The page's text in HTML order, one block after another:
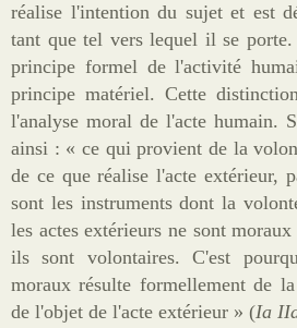
réalise l'intention du sujet et est
tant que tel vers lequel il se
principe formel de l'activité
principe matériel. Cette
l'analyse moral de l'acte humain.
ainsi : « ce qui provient de la
de ce que réalise l'acte extérieur,
sont les instruments dont la
les actes extérieurs ne sont
ils sont volontaires. C'est
moraux résulte formellement de
de l'objet de l'acte extérieur » (Ia